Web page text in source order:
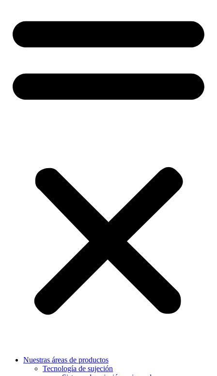
Nuestras áreas de productos
Tecnología de sujeción